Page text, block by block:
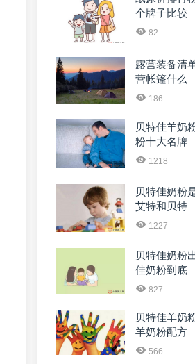
个牌子比较
82
露营装备清
营帐篷什么
186
贝特佳羊奶
粉十大名牌
1218
贝特佳奶粉
艾特和贝特
1227
贝特佳奶粉
佳奶粉到底
827
贝特佳羊奶
羊奶粉配方
566